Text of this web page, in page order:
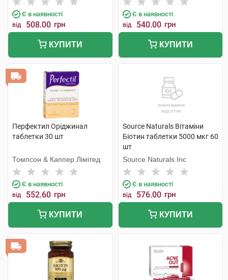
Є в наявності
від 508.00 грн
КУПИТИ
Є в наявності
від 540.00 грн
КУПИТИ
Перфектил Оріджинал
таблетки 30 шт
Томпсон & Каппер Лімітед
Є в наявності
від 552.60 грн
КУПИТИ
Source Naturals Вітаміни
Біотин таблетки 5000 мкг 60
шт
Source Naturals Inc
Є в наявності
від 576.00 грн
КУПИТИ